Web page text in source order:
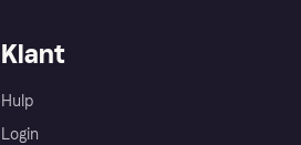
Klant
Hulp
Login